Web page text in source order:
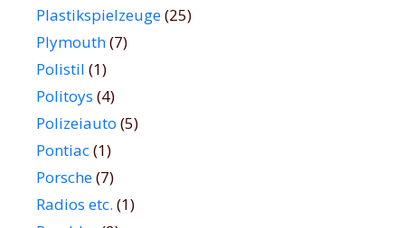
Plastikspielzeuge(25)
Plymouth(7)
Polistil (1)
Politoys (4)
Polizeiauto (5)
Pontiac(1)
Porsche(7)
Radios etc. (1)